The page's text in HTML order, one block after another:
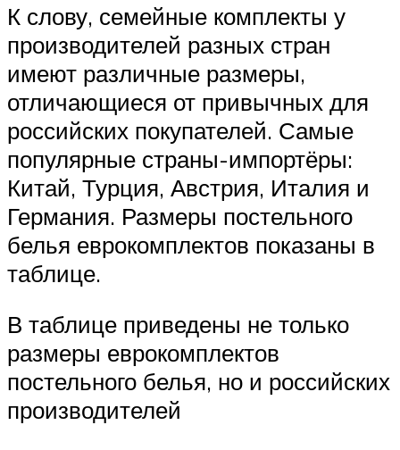
К слову, семейные комплекты у
производителей разных стран
имеют различные размеры,
отличающиеся от привычных для
российских покупателей. Самые
популярные страны-импортёры:
Китай, Турция, Австрия, Италия и
Германия. Размеры постельного
белья еврокомплектов показаны в
таблице.
В таблице приведены не только
размеры еврокомплектов
постельного белья, но и российских
производителей